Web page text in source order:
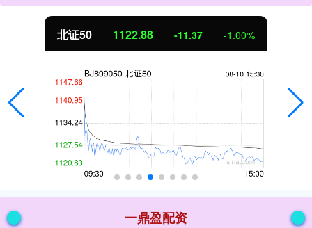
北证50 1122.88 -11.37 -1.00%
一鼎盈配资